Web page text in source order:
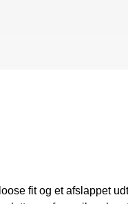
fit og et afslappet